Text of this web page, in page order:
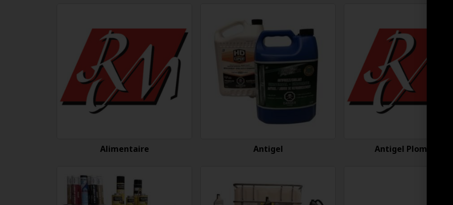
Alimentaire Antigel Antigel Plomberie